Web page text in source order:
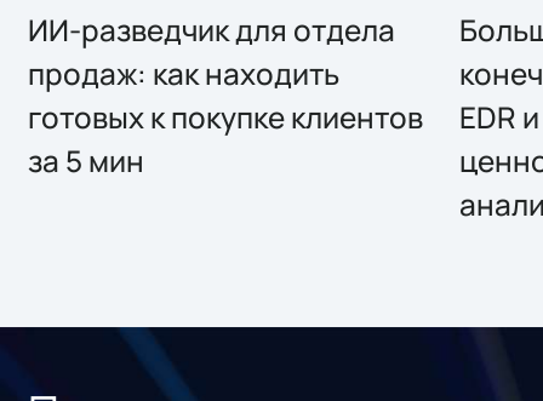
ИИ-разведчик для отдела
продаж: как находить
готовых к покупке клиентов
за 5 мин
EDR